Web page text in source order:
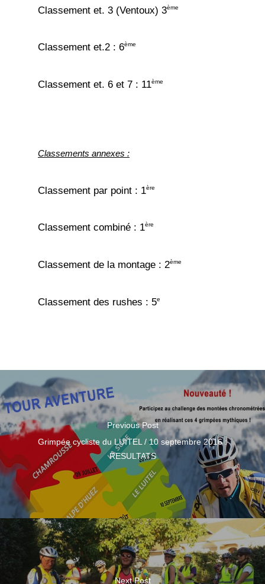
Classement et. 3 (Ventoux) 3ème
Classement et.2 : 6ème
Classement et. 6 et 7 : 11ème
Classements annexes :
Classement par point : 1ère
Classement combiné : 1ère
Classement de la montage : 2ème
Classement des rushes : 5e
Previous Post
Grimpée cycliste du LUITEL / 10 septembre 2016 :
RESULTATS
Next Post